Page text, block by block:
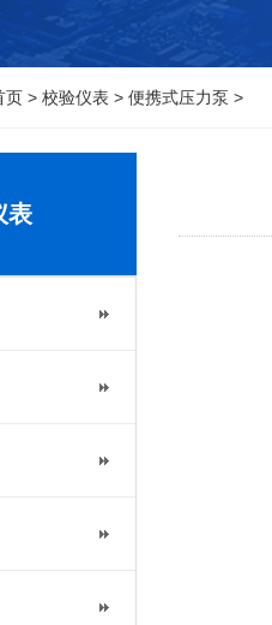
页 > 校验仪表 > 便携式压力泵 >
表